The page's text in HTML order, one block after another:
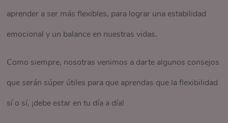
aprender a ser más flexibles, para lograr una estabilidad
emocional y un balance en nuestras vidas.
Como siempre, nosotras venimos a darte algunos consejos
que serán súper útiles para que aprendas que la flexibilidad
sí o sí, ¡debe estar en tu día a día!
Esta es una súper forma de organizar tu día y mejorar tu
rendimiento, además si por x razón necesitas enfocarte
más tiempo en una tarea, podrás aplicar la flexibilidad y
aplazar la que no tiene que estar para ya.
para cada tarea y empieza a pedir ayuda, vas a ver cómo la
calma entra a tu vida y logras encontrar salida a todo esa
montaña de tareas.
mañana tienen más energía, se concentran más fácil y
logran terminar muchos de sus pendientes, pero a otras les
Esto es precisamente lo que tú debes hacer, identificar tus
a volver a ti y entender que siempre siempre debes flexible!
Si algo no se da en el momento que quieres que se dé, es
porque todavía no estás lista para eso, y necesitas un poco
más de preparación, así que deja que las cosas fluyan,
regálate un momento para ti y ¡sé flexible!